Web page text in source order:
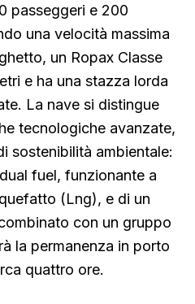
passeggeri e 200
una velocità massima
un Ropax Classe
e ha una stazza lorda
La nave si distingue
tecnologiche avanzate,
sostenibilità ambientale:
fuel, funzionante a
(Lng), e di un
con un gruppo
la permanenza in porto
quattro ore.